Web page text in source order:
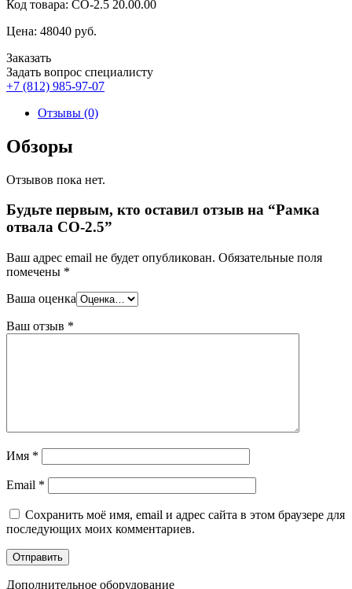
Код товара: СО-2.5 20.00.00
Цена: 48040 руб.
Заказать
Задать вопрос специалисту
+7 (812) 985-97-07
Отзывы (0)
Обзоры
Отзывов пока нет.
Будьте первым, кто оставил отзыв на “Рамка
отвала СО-2.5”
Ваш адрес email не будет опубликован. Обязательные поля
помечены *
Ваша оценка
Ваш отзыв *
Имя *
Email *
Сохранить моё имя, email и адрес сайта в этом браузере для
последующих моих комментариев.
Дополнительное оборудование